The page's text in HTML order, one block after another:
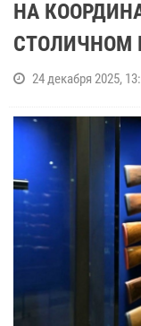
НА
СТОЛИЧНОМ
24 декабря 2025,